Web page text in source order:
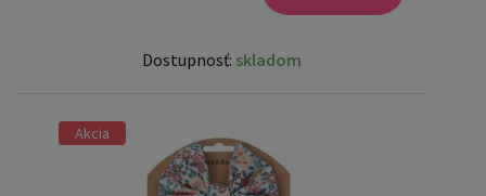
Dostupnosť: skladom
Akcia